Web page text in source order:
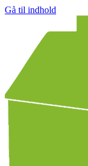
Gå til indhold